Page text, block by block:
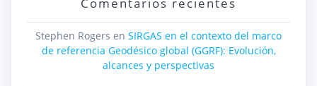
Stephen Rogers en SIRGAS en el contexto del marco
de referencia Geodésico global (GGRF): Evolución,
alcances y perspectivas